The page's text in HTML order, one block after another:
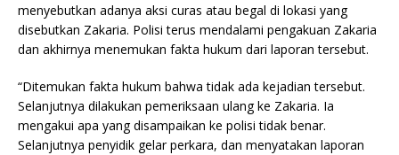
menyebutkan adanya aksi curas atau begal di lokasi yang
disebutkan Zakaria. Polisi terus mendalami pengakuan Zakaria
dan akhirnya menemukan fakta hukum dari laporan tersebut.
“Ditemukan fakta hukum bahwa tidak ada kejadian tersebut.
Selanjutnya dilakukan pemeriksaan ulang ke Zakaria. Ia
mengakui apa yang disampaikan ke polisi tidak benar.
Selanjutnya penyidik gelar perkara, dan menyatakan laporan